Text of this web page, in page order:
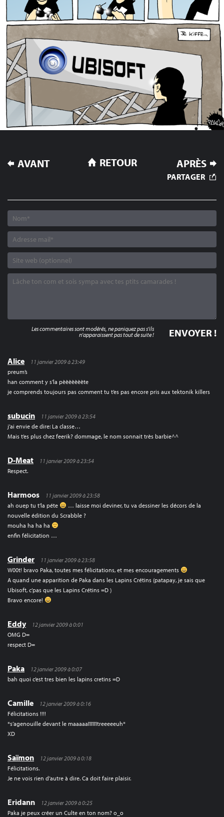
NAVIGATION
DE
AVANT APRÈS
RETOUR
PARTAGER
Alice
11 janvier 2009 à 23:49
preum’s
han comment y s’la pèèèèèèète
je comprends toujours pas comment tu t’es pas encore pris aux tektonik killers
subucin
11 janvier 2009 à 23:54
j’ai envie de dire: La classe…
Mais t’es plus chez feerik? dommage, le nom sonnait très barbie^^
D-Meat
11 janvier 2009 à 23:54
Respect.
Harmoos
11 janvier 2009 à 23:58
ah ouep tu t’la péte
… laisse moi deviner, tu va dessiner les décors de la
nouvelle édition du Scrabble ?
mouha ha ha ha
enfin félicitation …
Grinder
11 janvier 2009 à 23:58
W00t! bravo Paka, toutes mes félicitations, et mes encouragements
A quand une apparition de Paka dans les Lapins Crétins (patapay, je sais que
Ubisoft, c’pas que les Lapins Crétins =D )
Bravo encore!
Eddy
12 janvier 2009 à 0:01
OMG D=
respect D=
Paka
12 janvier 2009 à 0:07
bah quoi c’est tres bien les lapins cretins =D
Camille
12 janvier 2009 à 0:16
Félicitations !!!!
*s’agenouille devant le maaaaaîîîîîîtreeeeeuh*
XD
Saïmon
12 janvier 2009 à 0:18
Félicitations.
Je ne vois rien d’autre à dire. Ca doit faire plaisir.
Eridann
12 janvier 2009 à 0:25
Paka je peux créer un Culte en ton nom? o_o
Les commentaires sont modérés, ne paniquez pas s'ils
n'apparaissent pas tout de suite !